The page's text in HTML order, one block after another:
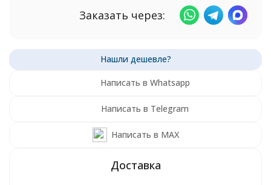
Заказать через:
Написать в Whatsapp
Написать в Telegram
Написать в MAX